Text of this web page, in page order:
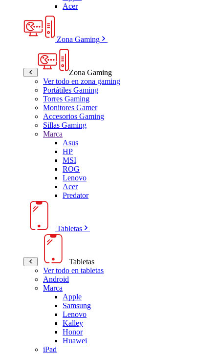
Acer
Zona Gaming
Zona Gaming
Ver todo en zona gaming
Portátiles Gaming
Torres Gaming
Monitores Gamer
Accesorios Gaming
Sillas Gaming
Marca
Asus
HP
MSI
ROG
Lenovo
Acer
Predator
Tabletas
Tabletas
Ver todo en tabletas
Android
Marca
Apple
Samsung
Lenovo
Kalley
Honor
Huawei
iPad